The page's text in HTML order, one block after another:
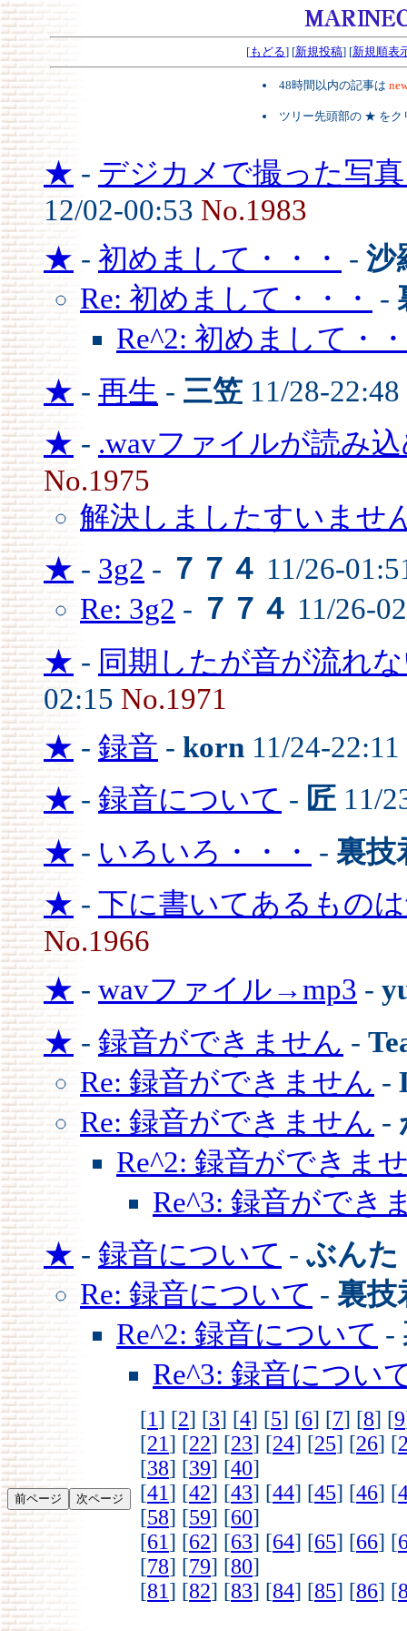
[もどる] [新規投稿] [新規順表
48時間以内の記事は
ツリー先頭部の ★ をク
★ - デジカメで撮った写
12/02-00:53 No.1983
★ - 初めまして・・・ - 沙
Re: 初めまして・・・
-
Re^2: 初めまして・
★ - 再生 - 三笠 11/28-22:48
★ - .wavファイルが読み
No.1975
解決しましたすいませ
★ - 3g2 - ７７４ 11/26-
Re: 3g2 - ７７４ 11/26-
★ - 同期したが音が流れ
02:15 No.1971
★ - 録音 - korn 11/24-22:11
★ - 録音について - 匠 11/
★ - いろいろ・・・ - 裏技
★ - 下に書いてあるもの
No.1966
★ - wavファイル→mp3 -
★ - 録音ができません -
Re: 録音ができません -
Re: 録音ができません -
Re^2: 録音ができま
Re^3: 録音ができ
★ - 録音について - ぶんた
Re: 録音について - 裏技
Re^2: 録音について -
Re^3: 録音につい
[1] [2] [3] [4] [5] [6] [7] [8] [9
[21] [22] [23] [24] [25] [26] [
[38] [39] [40]
[41] [42] [43] [44] [45] [46] [
[58] [59] [60]
[61] [62] [63] [64] [65] [66] [
[78] [79] [80]
[81] [82] [83] [84] [85] [86] [